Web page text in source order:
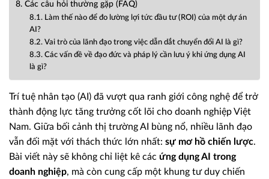
8. Các câu hỏi thường gặp (FAQ)
8.1. Làm thế nào để đo lường lợi tức đầu tư (ROI) của một dự án
AI?
8.2. Vai trò của lãnh đạo trong việc dẫn dắt chuyển đổi AI là gì?
8.3. Các vấn đề về đạo đức và pháp lý cần lưu ý khi ứng dụng AI
là gì?
Trí tuệ nhân tạo (AI) đã vượt qua ranh giới công nghệ để trở
thành động lực tăng trưởng cốt lõi cho doanh nghiệp Việt
Nam. Giữa bối cảnh thị trường AI bùng nổ, nhiều lãnh đạo
vẫn đối mặt với thách thức lớn nhất: sự mơ hồ chiến lược.
Bài viết này sẽ không chỉ liệt kê các ứng dụng AI trong
doanh nghiệp, mà còn cung cấp một khung tư duy chiến